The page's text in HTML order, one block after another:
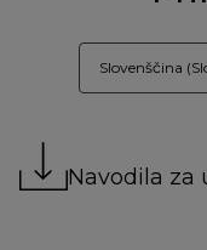
Slovenščina
Navodila za